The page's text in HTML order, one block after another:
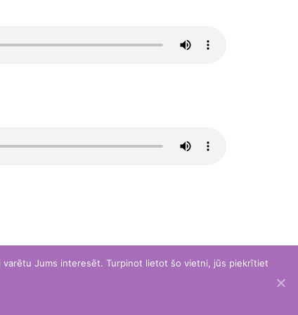
varētu Jums interesēt. Turpinot lietot šo vietni, jūs piekrītiet